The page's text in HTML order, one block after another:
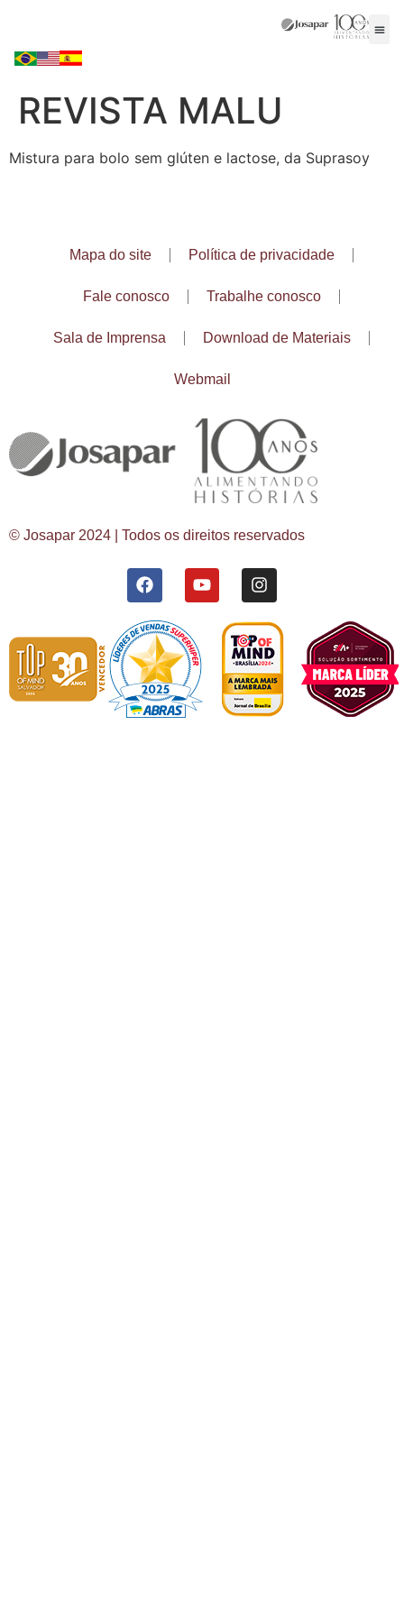
REVISTA MALU
Mistura para bolo sem glúten e lactose, da Suprasoy
Mapa do site Política de privacidade
Fale conosco Trabalhe conosco
Sala de Imprensa Download de Materiais
Webmail
© Josapar 2024 | Todos os direitos reservados